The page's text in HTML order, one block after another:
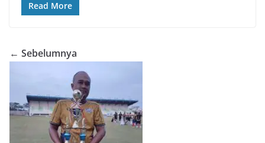
Read More
← Sebelumnya